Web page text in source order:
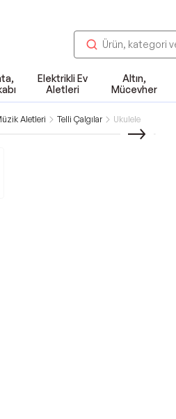
Elektrikli Ev
Aletleri
Altın,
Mücevher
Aletleri Telli Çalgılar Ukulele